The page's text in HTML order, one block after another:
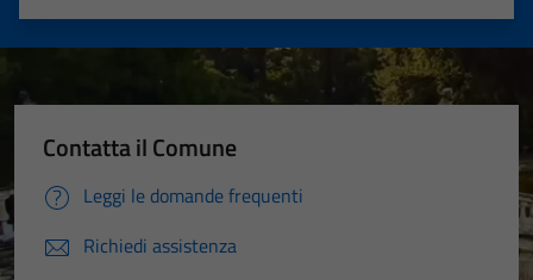
Valuta 5 stelle su 5
Valuta 4 stelle su 5
Valuta 3 stelle su 5
Valuta 2 stelle su 5
Valuta 1 stelle su 5
Contatta il Comune
Leggi le domande frequenti
Richiedi assistenza